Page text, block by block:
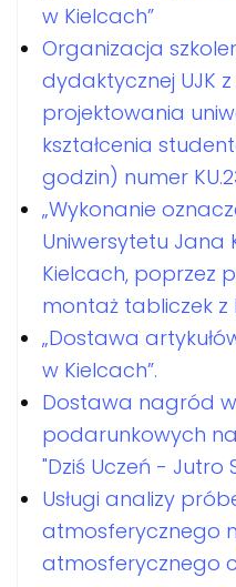
w Kielcach”
Organizacja
dydaktycznej UJK
projektowania
kształcenia
godzin) numer
„Wykonanie
Uniwersytetu Jana
Kielcach, poprzez
montaż tabliczek z
„Dostawa
w Kielcach”.
Dostawa nagród
podarunkowych
"Dziś Uczeń - Jutro
Usługi analizy
atmosferycznego
atmosferycznego